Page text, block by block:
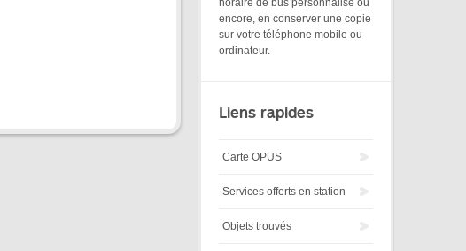
encore, en conserver une copie
sur votre téléphone mobile ou
ordinateur.
Liens rapides
Carte OPUS
Services offerts en station
Objets trouvés